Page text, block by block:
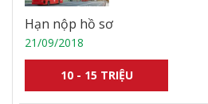
Hạn nộp hồ sơ
21/09/2018
10 - 15 TRIỆU